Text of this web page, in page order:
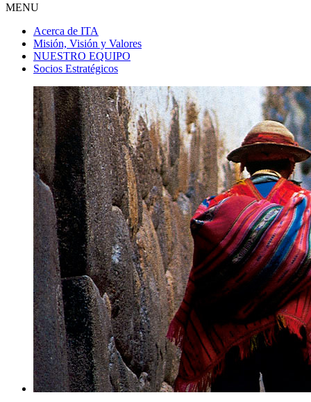
MENU
Acerca de ITA
Misión, Visión y Valores
NUESTRO EQUIPO
Socios Estratégicos